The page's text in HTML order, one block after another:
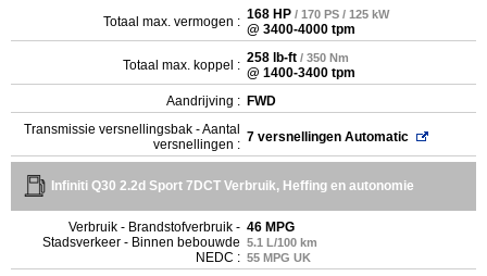
Totaal max. vermogen : 168 HP / 170 PS / 125 kW
@ 3400-4000 tpm
Totaal max. koppel : 258 lb-ft / 350 Nm
@ 1400-3400 tpm
Aandrijving : FWD
Transmissie versnellingsbak - Aantal
versnellingen : 7 versnellingen Automatic
Infiniti Q30 2.2d Sport 7DCT Verbruik, Heffing en autonomie
Verbruik - Brandstofverbruik -
Stadsverkeer - Binnen bebouwde
NEDC :
46 MPG
5.1 L/100 km
55 MPG UK